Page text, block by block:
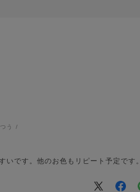
う
いです。他のお色もリピート予定です。